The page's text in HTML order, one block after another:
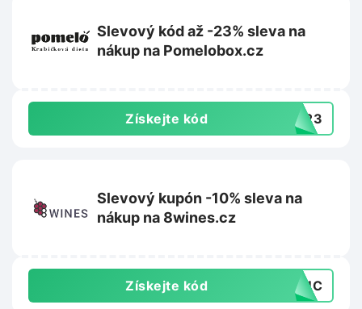
Slevový kód až -23% sleva na
nákup na Pomelobox.cz
Získejte kód NY23
Slevový kupón -10% sleva na
nákup na 8wines.cz
Získejte kód T3UC